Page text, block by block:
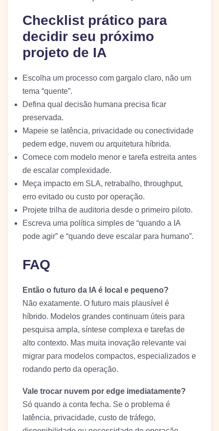
Checklist prático para
decidir seu próximo
projeto de IA
Escolha um processo com gargalo claro, não um
tema “quente”.
Defina qual decisão humana precisa ficar
preservada.
Mapeie se latência, privacidade ou conectividade
pedem edge, nuvem ou arquitetura híbrida.
Comece com modelo menor e tarefa estreita antes
de escalar complexidade.
Meça impacto em SLA, retrabalho, throughput,
erro evitado ou custo por operação.
Projete trilha de auditoria desde o primeiro piloto.
Escreva uma política simples de “quando a IA
pode agir” e “quando deve escalar para humano”.
FAQ
Então o futuro da IA é local e pequeno?
Não exatamente. O futuro mais plausível é
híbrido. Modelos grandes continuam úteis para
pesquisa ampla, síntese complexa e tarefas de
alto contexto. Mas muita inovação relevante vai
migrar para modelos compactos, especializados e
rodando perto da operação.
Vale trocar nuvem por edge imediatamente?
Só quando a conta fecha. Se o problema é
latência, privacidade, custo de tráfego,